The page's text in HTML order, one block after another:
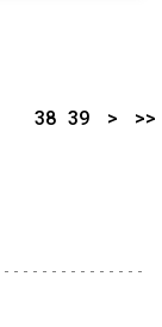
38 39 > >>